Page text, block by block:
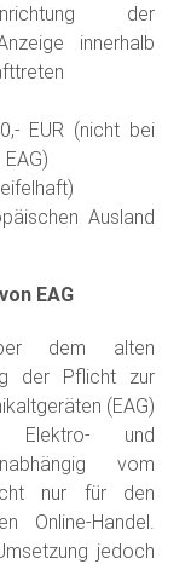
der
innerhalb
EUR (nicht bei
Ausland
EAG
dem alten
der Pflicht zur
(EAG)
und
vom
nur für den
Online-Handel.
jedoch